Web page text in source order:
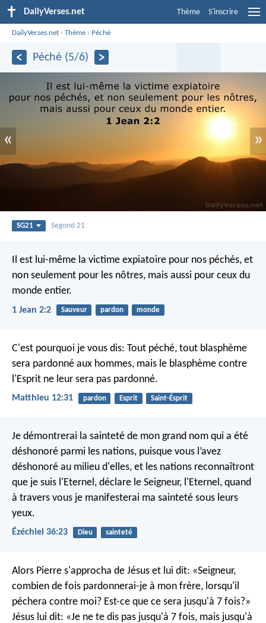
DailyVerses.net Thème S'inscrire
DailyVerses.net ›Thème › Péché
Péché (5/6)
« »
SG21 Segond 21
Il est lui-même la victime expiatoire pour nos péchés, et
non seulement pour les nôtres, mais aussi pour ceux du
monde entier.
1 Jean 2:2 Sauveur pardon monde
C'est pourquoi je vous dis: Tout péché, tout blasphème
sera pardonné aux hommes, mais le blasphème contre
l'Esprit ne leur sera pas pardonné.
Matthieu 12:31 pardon Esprit Saint-Ésprit
Je démontrerai la sainteté de mon grand nom qui a été
déshonoré parmi les nations, puisque vous l’avez
déshonoré au milieu d'elles, et les nations reconnaîtront
que je suis l'Eternel, déclare le Seigneur, l'Eternel, quand
à travers vous je manifesterai ma sainteté sous leurs
yeux.
Ézéchiel 36:23 Dieu sainteté
Alors Pierre s'approcha de Jésus et lui dit: «Seigneur,
combien de fois pardonnerai-je à mon frère, lorsqu'il
péchera contre moi? Est-ce que ce sera jusqu'à 7 fois?»
Jésus lui dit: «Je ne te dis pas jusqu'à 7 fois, mais jusqu'à